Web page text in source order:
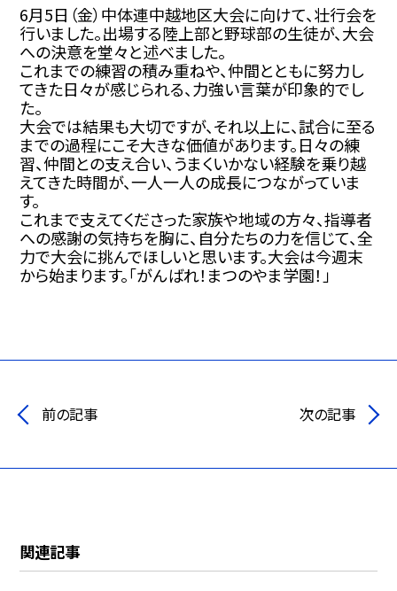
6月5日（金）中体連中越地区大会に向けて、壮行会を
行いました。出場する陸上部と野球部の生徒が、大会
への決意を堂々と述べました。
これまでの練習の積み重ねや、仲間とともに努力し
てきた日々が感じられる、力強い言葉が印象的でし
た。
大会では結果も大切ですが、それ以上に、試合に至る
までの過程にこそ大きな価値があります。日々の練
習、仲間との支え合い、うまくいかない経験を乗り越
えてきた時間が、一人一人の成長につながっていま
す。
これまで支えてくださった家族や地域の方々、指導者
への感謝の気持ちを胸に、自分たちの力を信じて、全
力で大会に挑んでほしいと思います。大会は今週末
から始まります。「がんばれ！まつのやま学園！」
前の記事 次の記事
関連記事